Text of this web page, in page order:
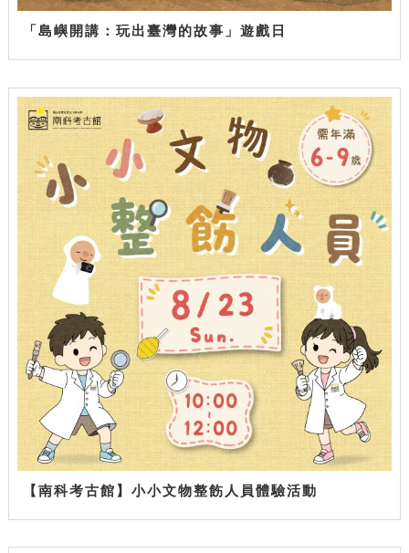
「島嶼開講：玩出臺灣的故事」遊戲日
【南科考古館】小小文物整飭人員體驗活動